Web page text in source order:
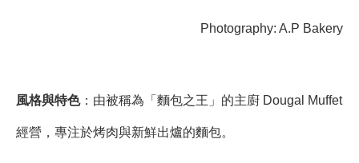
Photography: A.P Bakery
風格與特色：由被稱為「麵包之王」的主廚 Dougal Muffet
經營，專注於烤肉與新鮮出爐的麵包。